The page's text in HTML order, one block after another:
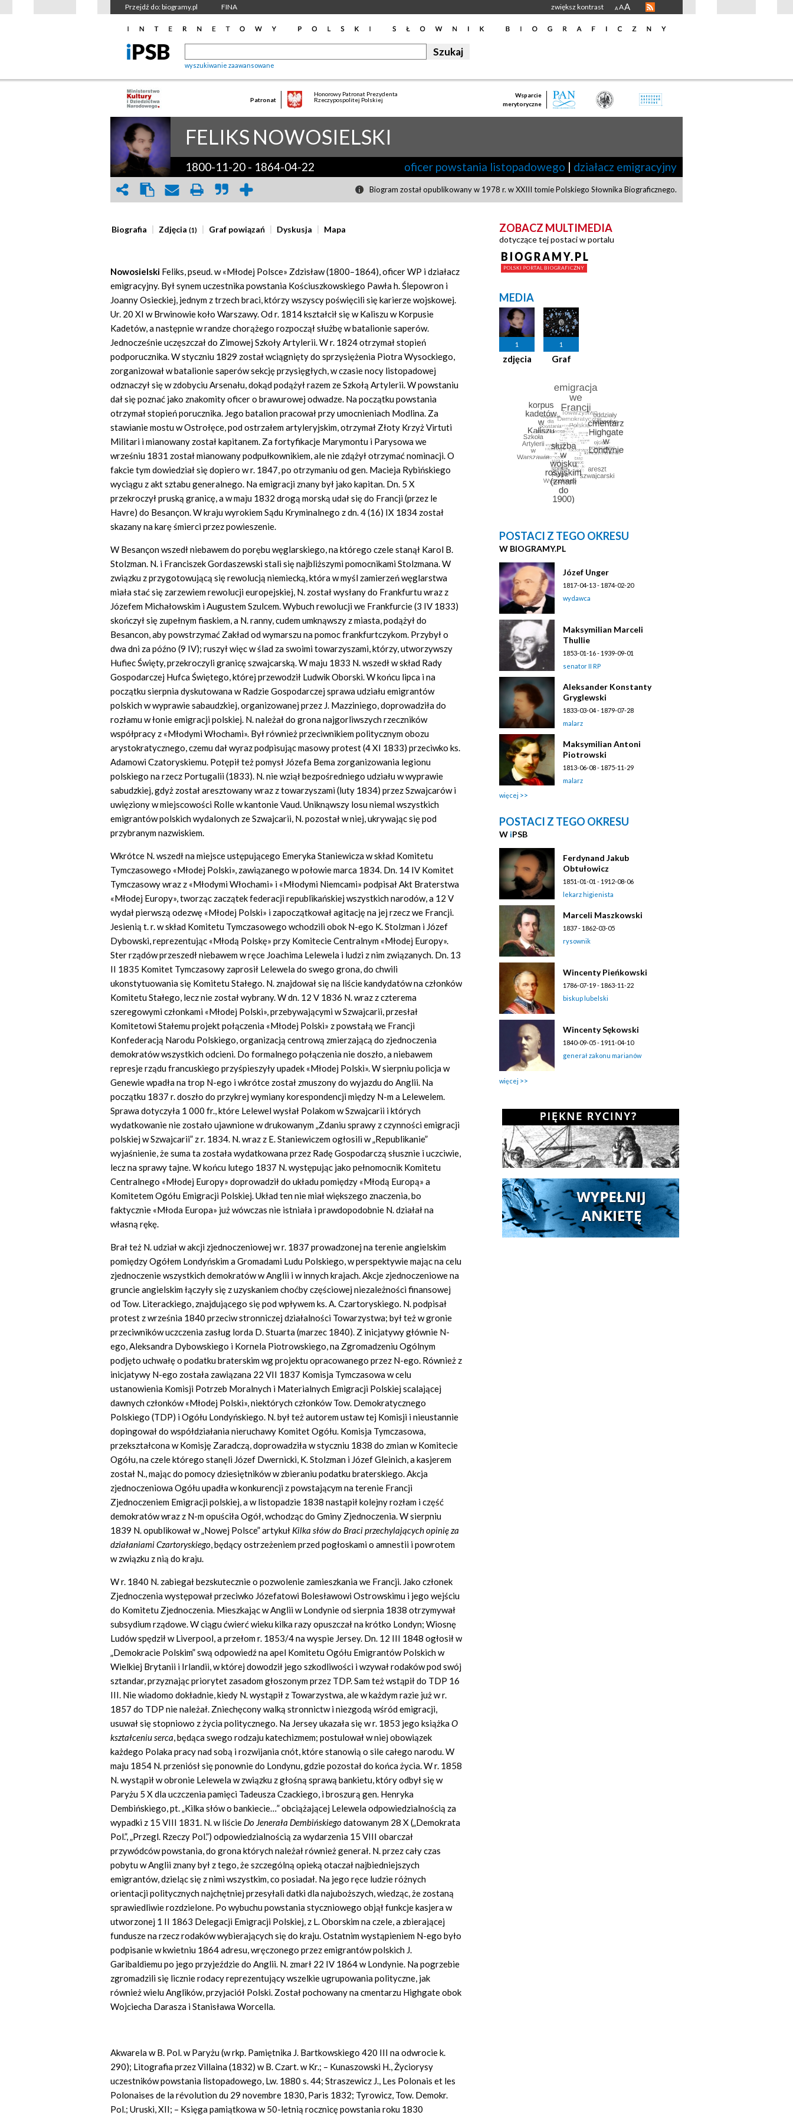
Przejdź do: biogramy.pl FINA zwiększ kontrast A AA
wyszukiwanie zaawansowane
Patronat
Honorowy Patronat Prezydenta
Rzeczypospolitej Polskiej
Wsparcie
merytoryczne
FELIKS NOWOSIELSKI
1800-11-20 - 1864-04-22 oficer powstania listopadowego | działacz emigracyjny
Biogram został opublikowany w 1978 r. w XXIII tomie Polskiego Słownika Biograficznego.
Biografia Zdjęcia(1) Graf powiązań Dyskusja Mapa
Nowosielski Feliks, pseud. w «Młodej Polsce» Zdzisław (1800–1864), oficer WP i działacz
emigracyjny. Był synem uczestnika powstania Kościuszkowskiego Pawła h. Ślepowron i
Joanny Osieckiej, jednym z trzech braci, którzy wszyscy poświęcili się karierze wojskowej.
Ur. 20 XI w Brwinowie koło Warszawy. Od r. 1814 kształcił się w Kaliszu w Korpusie
Kadetów, a następnie w randze chorążego rozpoczął służbę w batalionie saperów.
Jednocześnie uczęszczał do Zimowej Szkoły Artylerii. W r. 1824 otrzymał stopień
podporucznika. W styczniu 1829 został wciągnięty do sprzysiężenia Piotra Wysockiego,
zorganizował w batalionie saperów sekcję przysięgłych, w czasie nocy listopadowej
odznaczył się w zdobyciu Arsenału, dokąd podążył razem ze Szkołą Artylerii. W powstaniu
dał się poznać jako znakomity oficer o brawurowej odwadze. Na początku powstania
otrzymał stopień porucznika. Jego batalion pracował przy umocnieniach Modlina. Za
stawianie mostu w Ostrołęce, pod ostrzałem artyleryjskim, otrzymał Złoty Krzyż Virtuti
Militari i mianowany został kapitanem. Za fortyfikacje Marymontu i Parysowa we
wrześniu 1831 został mianowany podpułkownikiem, ale nie zdążył otrzymać nominacji. O
fakcie tym dowiedział się dopiero w r. 1847, po otrzymaniu od gen. Macieja Rybińskiego
wyciągu z akt sztabu generalnego. Na emigracji znany był jako kapitan. Dn. 5 X
przekroczył pruską granicę, a w maju 1832 drogą morską udał się do Francji (przez le
Havre) do Besançon. W kraju wyrokiem Sądu Kryminalnego z dn. 4 (16) IX 1834 został
skazany na karę śmierci przez powieszenie.
W Besançon wszedł niebawem do porębu węglarskiego, na którego czele stanął Karol B.
Stolzman. N. i Franciszek Gordaszewski stali się najbliższymi pomocnikami Stolzmana. W
związku z przygotowującą się rewolucją niemiecką, która w myśl zamierzeń węglarstwa
miała stać się zarzewiem rewolucji europejskiej, N. został wysłany do Frankfurtu wraz z
Józefem Michałowskim i Augustem Szulcem. Wybuch rewolucji we Frankfurcie (3 IV 1833)
skończył się zupełnym fiaskiem, a N. ranny, cudem umknąwszy z miasta, podążył do
Besancon, aby powstrzymać Zakład od wymarszu na pomoc frankfurtczykom. Przybył o
dwa dni za późno (9 IV); ruszył więc w ślad za swoimi towarzyszami, którzy, utworzywszy
Hufiec Święty, przekroczyli granicę szwajcarską. W maju 1833 N. wszedł w skład Rady
Gospodarczej Hufca Świętego, której przewodził Ludwik Oborski. W końcu lipca i na
początku sierpnia dyskutowana w Radzie Gospodarczej sprawa udziału emigrantów
polskich w wyprawie sabaudzkiej, organizowanej przez J. Mazziniego, doprowadziła do
rozłamu w łonie emigracji polskiej. N. należał do grona najgorliwszych rzeczników
współpracy z «Młodymi Włochami». Był również przeciwnikiem politycznym obozu
arystokratycznego, czemu dał wyraz podpisując masowy protest (4 XI 1833) przeciwko ks.
Adamowi Czatoryskiemu. Potępił też pomysł Józefa Bema zorganizowania legionu
polskiego na rzecz Portugalii (1833). N. nie wziął bezpośredniego udziału w wyprawie
sabudzkiej, gdyż został aresztowany wraz z towarzyszami (luty 1834) przez Szwajcarów i
uwięziony w miejscowości Rolle w kantonie Vaud. Uniknąwszy losu niemal wszystkich
emigrantów polskich wydalonych ze Szwajcarii, N. pozostał w niej, ukrywając się pod
przybranym nazwiskiem.
Wkrótce N. wszedł na miejsce ustępującego Emeryka Staniewicza w skład Komitetu
Tymczasowego «Młodej Polski», zawiązanego w połowie marca 1834. Dn. 14 IV Komitet
Tymczasowy wraz z «Młodymi Włochami» i «Młodymi Niemcami» podpisał Akt Braterstwa
«Młodej Europy», tworząc zaczątek federacji republikańskiej wszystkich narodów, a 12 V
wydał pierwszą odezwę «Młodej Polski» i zapoczątkował agitację na jej rzecz we Francji.
Jesienią t. r. w skład Komitetu Tymczasowego wchodzili obok N-ego K. Stolzman i Józef
Dybowski, reprezentując «Młodą Polskę» przy Komitecie Centralnym «Młodej Europy».
Ster rządów przeszedł niebawem w ręce Joachima Lelewela i ludzi z nim związanych. Dn. 13
II 1835 Komitet Tymczasowy zaprosił Lelewela do swego grona, do chwili
ukonstytuowania się Komitetu Stałego. N. znajdował się na liście kandydatów na członków
Komitetu Stałego, lecz nie został wybrany. W dn. 12 V 1836 N. wraz z czterema
szeregowymi członkami «Młodej Polski», przebywającymi w Szwajcarii, przesłał
Komitetowi Stałemu projekt połączenia «Młodej Polski» z powstałą we Francji
Konfederacją Narodu Polskiego, organizacją centrową zmierzającą do zjednoczenia
demokratów wszystkich odcieni. Do formalnego połączenia nie doszło, a niebawem
represje rządu francuskiego przyśpieszyły upadek «Młodej Polski». W sierpniu policja w
Genewie wpadła na trop N-ego i wkrótce został zmuszony do wyjazdu do Anglii. Na
początku 1837 r. doszło do przykrej wymiany korespondencji między N-m a Lelewelem.
Sprawa dotyczyła 1 000 fr., które Lelewel wysłał Polakom w Szwajcarii i których
wydatkowanie nie zostało ujawnione w drukowanym „Zdaniu sprawy z czynności emigracji
polskiej w Szwajcarii” z r. 1834. N. wraz z E. Staniewiczem ogłosili w „Republikanie”
wyjaśnienie, że suma ta została wydatkowana przez Radę Gospodarczą słusznie i uczciwie,
lecz na sprawy tajne. W końcu lutego 1837 N. występując jako pełnomocnik Komitetu
Centralnego «Młodej Europy» doprowadził do układu pomiędzy «Młodą Europą» a
Komitetem Ogółu Emigracji Polskiej. Układ ten nie miał większego znaczenia, bo
faktycznie «Młoda Europa» już wówczas nie istniała i prawdopodobnie N. działał na
własną rękę.
Brał też N. udział w akcji zjednoczeniowej w r. 1837 prowadzonej na terenie angielskim
pomiędzy Ogółem Londyńskim a Gromadami Ludu Polskiego, w perspektywie mając na celu
zjednoczenie wszystkich demokratów w Anglii i w innych krajach. Akcje zjednoczeniowe na
gruncie angielskim łączyły się z uzyskaniem choćby częściowej niezależności finansowej
od Tow. Literackiego, znajdującego się pod wpływem ks. A. Czartoryskiego. N. podpisał
protest z września 1840 przeciw stronniczej działalności Towarzystwa; był też w gronie
przeciwników uczczenia zasług lorda D. Stuarta (marzec 1840). Z inicjatywy głównie N-
ego, Aleksandra Dybowskiego i Kornela Piotrowskiego, na Zgromadzeniu Ogólnym
podjęto uchwałę o podatku braterskim wg projektu opracowanego przez N-ego. Również z
inicjatywy N-ego została zawiązana 22 VII 1837 Komisja Tymczasowa w celu
ustanowienia Komisji Potrzeb Moralnych i Materialnych Emigracji Polskiej scalającej
dawnych członków «Młodej Polski», niektórych członków Tow. Demokratycznego
Polskiego (TDP) i Ogółu Londyńskiego. N. był też autorem ustaw tej Komisji i nieustannie
dopingował do współdziałania nieruchawy Komitet Ogółu. Komisja Tymczasowa,
przekształcona w Komisję Zaradczą, doprowadziła w styczniu 1838 do zmian w Komitecie
Ogółu, na czele którego stanęli Józef Dwernicki, K. Stolzman i Józef Gleinich, a kasjerem
został N., mając do pomocy dziesiętników w zbieraniu podatku braterskiego. Akcja
zjednoczeniowa Ogółu upadła w konkurencji z powstającym na terenie Francji
Zjednoczeniem Emigracji polskiej, a w listopadzie 1838 nastąpił kolejny rozłam i część
demokratów wraz z N-m opuściła Ogół, wchodząc do Gminy Zjednoczenia. W sierpniu
1839 N. opublikował w „Nowej Polsce” artykuł Kilka słów do Braci przechylających opinię za
działaniami Czartoryskiego, będący ostrzeżeniem przed pogłoskami o amnestii i powrotem
w związku z nią do kraju.
W r. 1840 N. zabiegał bezskutecznie o pozwolenie zamieszkania we Francji. Jako członek
Zjednoczenia występował przeciwko Józefatowi Bolesławowi Ostrowskimu i jego wejściu
do Komitetu Zjednoczenia. Mieszkając w Anglii w Londynie od sierpnia 1838 otrzymywał
subsydium rządowe. W ciągu ćwierć wieku kilka razy opuszczał na krótko Londyn; Wiosnę
Ludów spędził w Liverpool, a przełom r. 1853/4 na wyspie Jersey. Dn. 12 III 1848 ogłosił w
„Demokracie Polskim” swą odpowiedź na apel Komitetu Ogółu Emigrantów Polskich w
Wielkiej Brytanii i Irlandii, w której dowodził jego szkodliwości i wzywał rodaków pod swój
sztandar, przyznając priorytet zasadom głoszonym przez TDP. Sam też wstąpił do TDP 16
III. Nie wiadomo dokładnie, kiedy N. wystąpił z Towarzystwa, ale w każdym razie już w r.
1857 do TDP nie należał. Zniechęcony walką stronnictw i niezgodą wśród emigracji,
usuwał się stopniowo z życia politycznego. Na Jersey ukazała się w r. 1853 jego książkaO
kształceniu serca, będąca swego rodzaju katechizmem; postulował w niej obowiązek
każdego Polaka pracy nad sobą i rozwijania cnót, które stanowią o sile całego narodu. W
maju 1854 N. przeniósł się ponownie do Londynu, gdzie pozostał do końca życia. W r. 1858
N. wystąpił w obronie Lelewela w związku z głośną sprawą bankietu, który odbył się w
Paryżu 5 X dla uczczenia pamięci Tadeusza Czackiego, i broszurą gen. Henryka
Dembińskiego, pt. „Kilka słów o bankiecie…” obciążającej Lelewela odpowiedzialnością za
wypadki z 15 VIII 1831. N. w liście Do Jenerała Dembińskiegodatowanym 28 X („Demokrata
Pol.”, „Przegl. Rzeczy Pol.”) odpowiedzialnością za wydarzenia 15 VIII obarczał
przywódców powstania, do grona których należał również generał. N. przez cały czas
pobytu w Anglii znany był z tego, że szczególną opieką otaczał najbiedniejszych
emigrantów, dzieląc się z nimi wszystkim, co posiadał. Na jego ręce ludzie różnych
orientacji politycznych najchętniej przesyłali datki dla najuboższych, wiedząc, że zostaną
sprawiedliwie rozdzielone. Po wybuchu powstania styczniowego objął funkcje kasjera w
utworzonej 1 II 1863 Delegacji Emigracji Polskiej, z L. Oborskim na czele, a zbierającej
fundusze na rzecz rodaków wybierających się do kraju. Ostatnim wystąpieniem N-ego było
podpisanie w kwietniu 1864 adresu, wręczonego przez emigrantów polskich J.
Garibaldiemu po jego przyjeździe do Anglii. N. zmarł 22 IV 1864 w Londynie. Na pogrzebie
zgromadzili się licznie rodacy reprezentujący wszelkie ugrupowania polityczne, jak
również wielu Anglików, przyjaciół Polski. Został pochowany na cmentarzu Highgate obok
Wojciecha Darasza i Stanisława Worcella.
Akwarela w B. Pol. w Paryżu (w rkp. Pamiętnika J. Bartkowskiego 420 III na odwrocie k.
290); Litografia przez Villaina (1832) w B. Czart. w Kr.; – Kunaszowski H., Życiorysy
uczestników powstania listopadowego, Lw. 1880 s. 44; Straszewicz J., Les Polonais et les
Polonaises de la révolution du 29 novembre 1830, Paris 1832; Tyrowicz, Tow. Demokr.
Pol.; Uruski, XII; – Księga pamiątkowa w 50-letnią rocznicę powstania roku 1830
ZOBACZ MULTIMEDIA
dotyczące tej postaci w portalu
MEDIA
1
zdjęcia
1
Graf
POSTACI Z TEGO OKRESU
W BIOGRAMY.PL
Józef Unger
1817-04-13 - 1874-02-20
wydawca
Maksymilian Marceli
Thullie
1853-01-16 - 1939-09-01
senator II RP
Aleksander Konstanty
Gryglewski
1833-03-04 - 1879-07-28
malarz
Maksymilian Antoni
Piotrowski
1813-06-08 - 1875-11-29
malarz
więcej
POSTACI Z TEGO OKRESU
W iPSB
Ferdynand Jakub
Obtułowicz
1851-01-01 - 1912-08-06
lekarz higienista
Marceli Maszkowski
1837 - 1862-03-05
rysownik
Wincenty Pieńkowski
1786-07-19 - 1863-11-22
biskup lubelski
Wincenty Sękowski
1840-09-05 - 1911-04-10
generał zakonu marianów
więcej